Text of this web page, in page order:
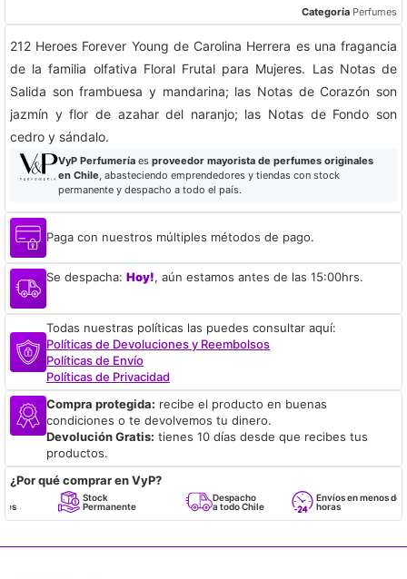
Categoría Perfumes
212 Heroes Forever Young de Carolina Herrera es una fragancia
de la familia olfativa Floral Frutal para Mujeres. Las Notas de
Salida son frambuesa y mandarina; las Notas de Corazón son
jazmín y flor de azahar del naranjo; las Notas de Fondo son
cedro y sándalo.
VyP Perfumeríaes proveedor mayorista de perfumes originales
en Chile, abasteciendo emprendedores y tiendas con stock
permanente y despacho a todo el país.
Paga con nuestros múltiples métodos de pago.
Se despacha: Hoy!, aún estamos antes de las 15:00hrs.
Todas nuestras políticas las puedes consultar aquí:
Políticas de Devoluciones y Reembolsos
Políticas de Envío
Políticas de Privacidad
Compra protegida: recibe el producto en buenas
condiciones o te devolvemos tu dinero.
Devolución Gratis: tienes 10 días desde que recibes tus
productos.
¿Por qué comprar en VyP?
Stock
Permanente
Despacho
a todo Chile
Envíos en menos de 24
horas